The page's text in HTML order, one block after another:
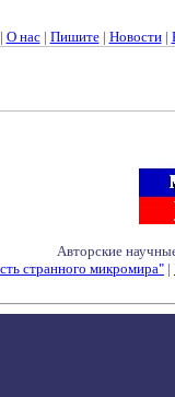
О нас| Пишите| Новости|
Авторские
странного микромира" |